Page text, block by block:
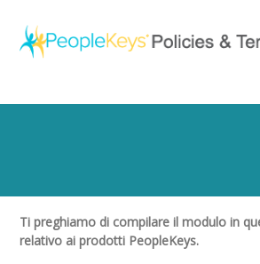
Ti preghiamo di compilare il modulo in
relativo ai prodotti PeopleKeys.